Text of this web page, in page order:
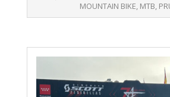
MOUNTAIN BIKE, MTB,